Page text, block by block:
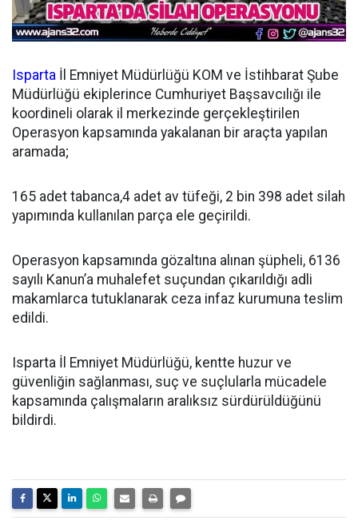
Isparta İl Emniyet Müdürlüğü KOM ve İstihbarat Şube
Müdürlüğü ekiplerince Cumhuriyet Başsavcılığı ile
koordineli olarak il merkezinde gerçekleştirilen
Operasyon kapsamında yakalanan bir araçta yapılan
aramada;
165 adet tabanca,4 adet av tüfeği, 2 bin 398 adet silah
yapımında kullanılan parça ele geçirildi.
Operasyon kapsamında gözaltına alınan şüpheli, 6136
sayılı Kanun’a muhalefet suçundan çıkarıldığı adli
makamlarca tutuklanarak ceza infaz kurumuna teslim
edildi.
Isparta İl Emniyet Müdürlüğü, kentte huzur ve
güvenliğin sağlanması, suç ve suçlularla mücadele
kapsamında çalışmaların aralıksız sürdürüldüğünü
bildirdi.